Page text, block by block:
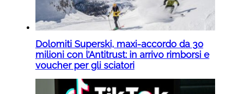
Dolomiti Superski, maxi-accordo da 30
milioni con l’Antitrust: in arrivo rimborsi e
voucher per gli sciatori